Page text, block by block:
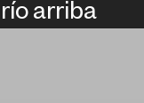
arriba